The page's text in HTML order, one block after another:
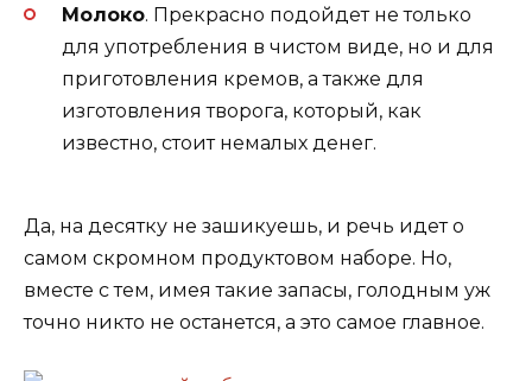
Молоко. Прекрасно подойдет не только
для употребления в чистом виде, но и для
приготовления кремов, а также для
изготовления творога, который, как
известно, стоит немалых денег.
Да, на десятку не зашикуешь, и речь идет о
самом скромном продуктовом наборе. Но,
вместе с тем, имея такие запасы, голодным уж
точно никто не останется, а это самое главное.